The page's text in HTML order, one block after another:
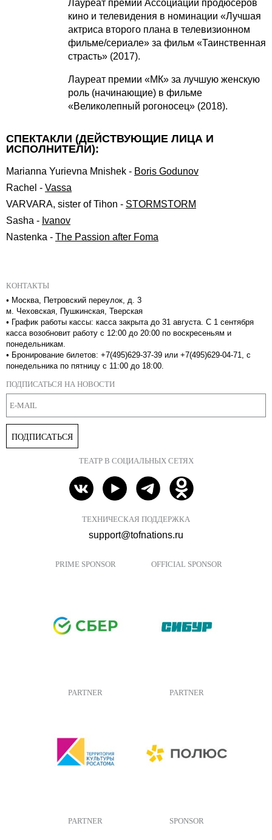
Лауреат премии Ассоциации продюсеров
кино и телевидения в номинации «Лучшая
актриса второго плана в телевизионном
фильме/сериале» за фильм «Таинственная
страсть» (2017).
Лауреат премии «МК» за лучшую женскую
роль (начинающие) в фильме
«Великолепный рогоносец» (2018).
СПЕКТАКЛИ (ДЕЙСТВУЮЩИЕ ЛИЦА И
ИСПОЛНИТЕЛИ):
Marianna Yurievna Mnishek - Boris Godunov
Rachel - Vassa
VARVARA, sister of Tihon - STORMSTORM
Sasha - Ivanov
Nastenka - The Passion after Foma
КОНТАКТЫ
• Москва, Петровский переулок, д. 3
м. Чеховская, Пушкинская, Тверская
• График работы кассы: касса закрыта до 31 августа. С 1 сентября
касса возобновит работу с 12:00 до 20:00 по воскресеньям и
понедельникам.
• Бронирование билетов: +7(495)629-37-39 или +7(495)629-04-71, с
понедельника по пятницу с 11:00 до 18:00.
ПОДПИСАТЬСЯ НА НОВОСТИ
ПОДПИСАТЬСЯ
ТЕАТР В СОЦИАЛЬНЫХ СЕТЯХ
ТЕХНИЧЕСКАЯ ПОДДЕРЖКА
support@tofnations.ru
PRIME SPONSOR OFFICIAL SPONSOR
PARTNER PARTNER
PARTNER SPONSOR